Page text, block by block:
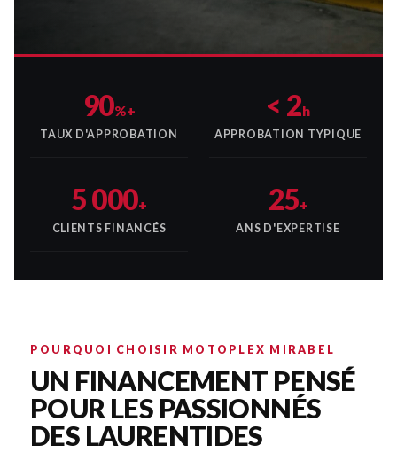
90%+
TAUX D'APPROBATION
< 2h
APPROBATION TYPIQUE
5 000+
CLIENTS FINANCÉS
25+
ANS D'EXPERTISE
POURQUOI CHOISIR MOTOPLEX MIRABEL
UN FINANCEMENT PENSÉ
POUR LES PASSIONNÉS
DES LAURENTIDES